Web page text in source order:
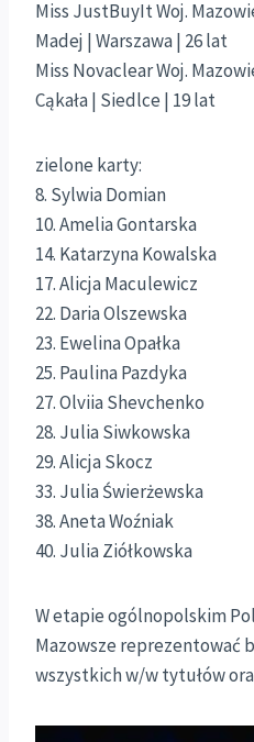
Miss JustBuyIt Woj.
Madej | Warszawa | 26 lat
Miss Novaclear Woj.
Cąkała | Siedlce | 19 lat
zielone karty:
8. Sylwia Domian
10. Amelia Gontarska
14. Katarzyna Kowalska
17. Alicja Maculewicz
22. Daria Olszewska
23. Ewelina Opałka
25. Paulina Pazdyka
27. Olviia Shevchenko
28. Julia Siwkowska
29. Alicja Skocz
33. Julia Świerżewska
38. Aneta Woźniak
40. Julia Ziółkowska
W etapie ogólnopolskim
Mazowsze reprezentować
wszystkich w/w tytułów